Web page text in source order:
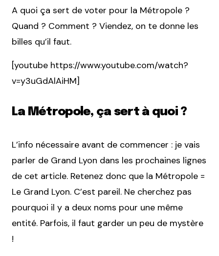
A quoi ça sert de voter pour la Métropole ?
Quand ? Comment ? Viendez, on te donne les
billes qu’il faut.
[youtube https://www.youtube.com/watch?
v=y3uGdAlAiHM]
La Métropole, ça sert à quoi ?
L’info nécessaire avant de commencer : je vais
parler de Grand Lyon dans les prochaines lignes
de cet article. Retenez donc que la Métropole =
Le Grand Lyon. C’est pareil. Ne cherchez pas
pourquoi il y a deux noms pour une même
entité. Parfois, il faut garder un peu de mystère
!